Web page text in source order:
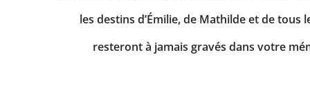
les destins d’Émilie, de Mathilde et de tous
resteront à jamais gravés dans votre